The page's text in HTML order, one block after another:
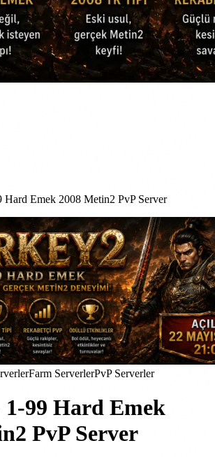
Hard Emek 2008 Metin2 PvP Server
Farm ServerlerPvP Serverler
99 Hard Emek
PvP Server